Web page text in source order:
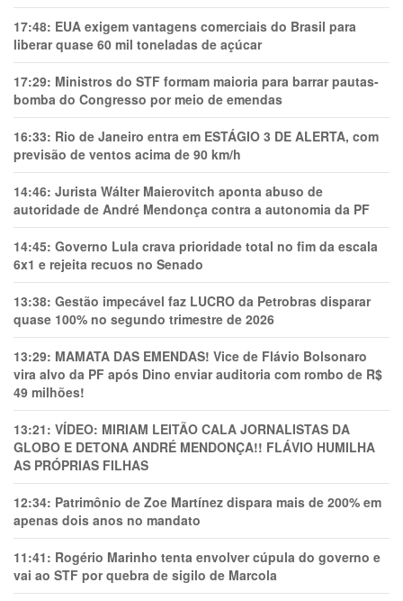
17:48: EUA exigem vantagens comerciais do Brasil para
liberar quase 60 mil toneladas de açúcar
17:29: Ministros do STF formam maioria para barrar pautas-
bomba do Congresso por meio de emendas
16:33: Rio de Janeiro entra em ESTÁGIO 3 DE ALERTA, com
previsão de ventos acima de 90 km/h
14:46: Jurista Wálter Maierovitch aponta abuso de
autoridade de André Mendonça contra a autonomia da PF
14:45: Governo Lula crava prioridade total no fim da escala
6x1 e rejeita recuos no Senado
13:38: Gestão impecável faz LUCRO da Petrobras disparar
quase 100% no segundo trimestre de 2026
13:29: MAMATA DAS EMENDAS! Vice de Flávio Bolsonaro
vira alvo da PF após Dino enviar auditoria com rombo de R$
49 milhões!
13:21: VÍDEO: MIRIAM LEITÃO CALA JORNALISTAS DA
GLOBO E DETONA ANDRÉ MENDONÇA!! FLÁVIO HUMILHA
AS PRÓPRIAS FILHAS
12:34: Patrimônio de Zoe Martínez dispara mais de 200% em
apenas dois anos no mandato
11:41: Rogério Marinho tenta envolver cúpula do governo e
vai ao STF por quebra de sigilo de Marcola